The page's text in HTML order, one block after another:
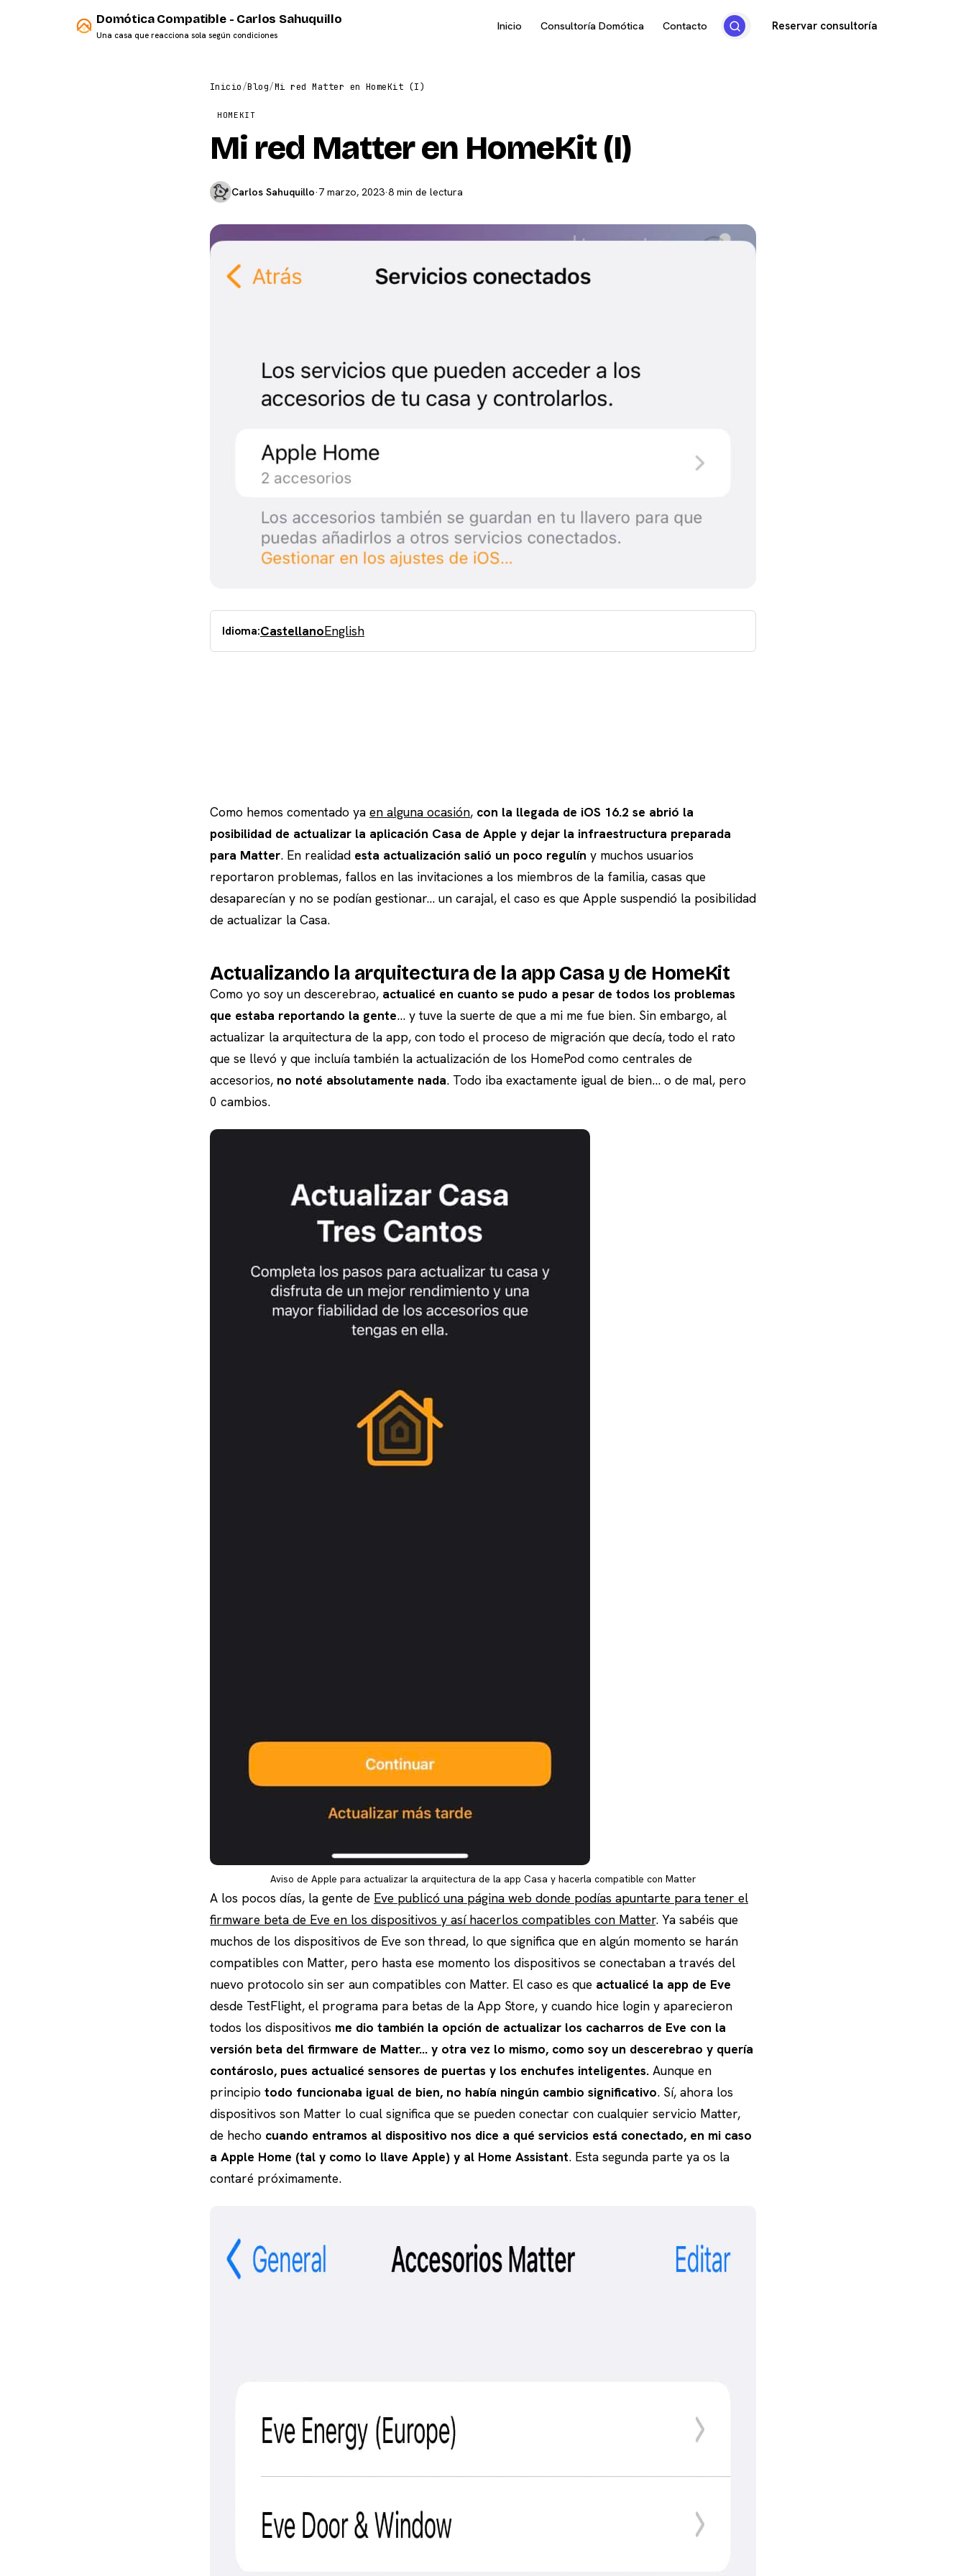
Domótica Compatible - Carlos Sahuquillo
Una casa que reacciona sola según condiciones
Inicio Consultoría Domótica Contacto Reservar consultoría
Inicio/Blog/Mi red Matter en HomeKit (I)
HOMEKIT
Mi red Matter en HomeKit (I)
Carlos Sahuquillo·7 marzo, 2023·8 min de lectura
Idioma:CastellanoEnglish
Como hemos comentado ya en alguna ocasión, con la llegada de iOS 16.2 se abrió la
posibilidad de actualizar la aplicación Casa de Apple y dejar la infraestructura preparada
para Matter. En realidad esta actualización salió un poco regulín y muchos usuarios
reportaron problemas, fallos en las invitaciones a los miembros de la familia, casas que
desaparecían y no se podían gestionar… un carajal, el caso es que Apple suspendió la posibilidad
de actualizar la Casa.
Actualizando la arquitectura de la app Casa y de HomeKit
Como yo soy un descerebrao, actualicé en cuanto se pudo a pesar de todos los problemas
que estaba reportando la gente… y tuve la suerte de que a mi me fue bien. Sin embargo, al
actualizar la arquitectura de la app, con todo el proceso de migración que decía, todo el rato
que se llevó y que incluía también la actualización de los HomePod como centrales de
accesorios, no noté absolutamente nada. Todo iba exactamente igual de bien… o de mal, pero
0 cambios.
Aviso de Apple para actualizar la arquitectura de la app Casa y hacerla compatible con Matter
A los pocos días, la gente de Eve publicó una página web donde podías apuntarte para tener el
firmware beta de Eve en los dispositivos y así hacerlos compatibles con Matter. Ya sabéis que
muchos de los dispositivos de Eve son thread, lo que significa que en algún momento se harán
compatibles con Matter, pero hasta ese momento los dispositivos se conectaban a través del
nuevo protocolo sin ser aun compatibles con Matter. El caso es que actualicé la app de Eve
desde TestFlight, el programa para betas de la App Store, y cuando hice login y aparecieron
todos los dispositivos me dio también la opción de actualizar los cacharros de Eve con la
versión beta del firmware de Matter… y otra vez lo mismo, como soy un descerebrao y quería
contároslo, pues actualicé sensores de puertas y los enchufes inteligentes. Aunque en
principio todo funcionaba igual de bien, no había ningún cambio significativo. Sí, ahora los
dispositivos son Matter lo cual significa que se pueden conectar con cualquier servicio Matter,
de hecho cuando entramos al dispositivo nos dice a qué servicios está conectado, en mi caso
a Apple Home (tal y como lo llave Apple) y al Home Assistant. Esta segunda parte ya os la
contaré próximamente.